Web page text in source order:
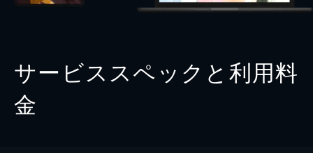
サービススペックと利用料
金